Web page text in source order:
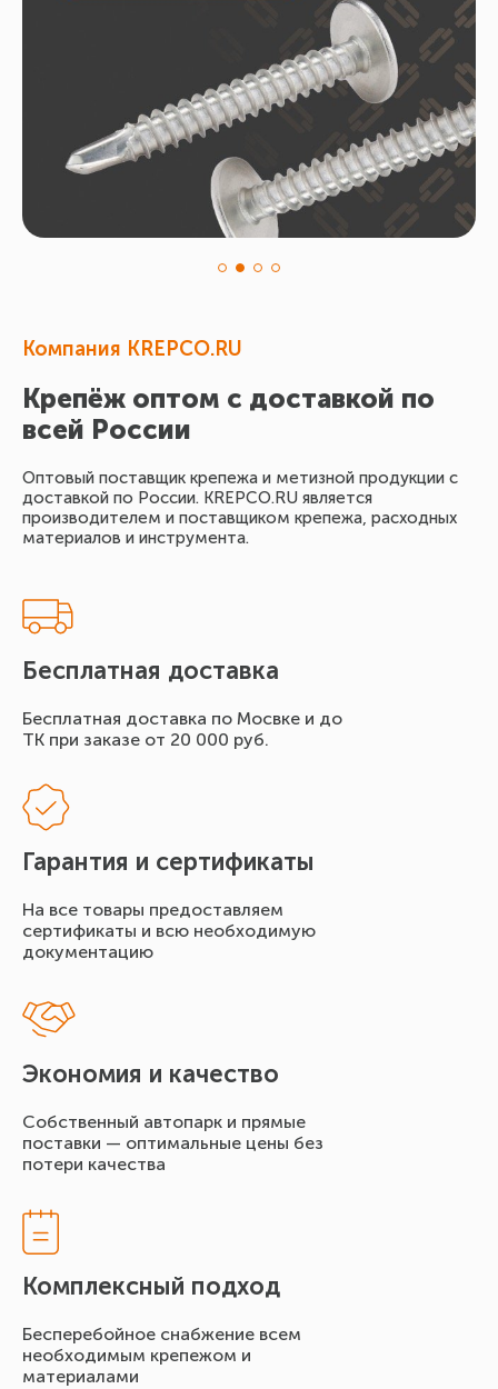
Компания KREPCO.RU
Крепёж оптом с доставкой по
всей России
Оптовый поставщик крепежа и метизной продукции с
доставкой по России. KREPCO.RU является
производителем и поставщиком крепежа, расходных
материалов и инструмента.
Бесплатная доставка
Бесплатная доставка по Мосвке и до
ТК при заказе от 20 000 руб.
Гарантия и сертификаты
На все товары предоставляем
сертификаты и всю необходимую
документацию
Комплексный подход
Бесперебойное снабжение всем
необходимым крепежом и
материалами
Экономия и качество
Cобственный автопарк и прямые
поставки — оптимальные цены без
потери качества